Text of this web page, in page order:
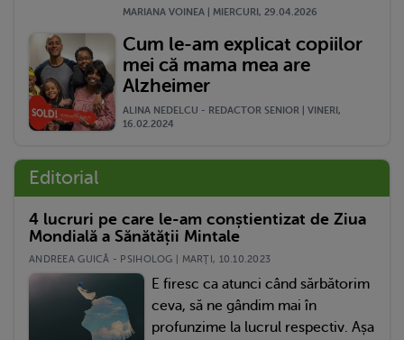
MARIANA VOINEA | MIERCURI, 29.04.2026
Cum le-am explicat copiilor
mei că mama mea are
Alzheimer
ALINA NEDELCU - REDACTOR SENIOR | VINERI,
16.02.2024
Editorial
4 lucruri pe care le-am conștientizat de Ziua
Mondială a Sănătății Mintale
ANDREEA GUICĂ - PSIHOLOG | MARŢI, 10.10.2023
E firesc ca atunci când sărbătorim
ceva, să ne gândim mai în
profunzime la lucrul respectiv. Așa